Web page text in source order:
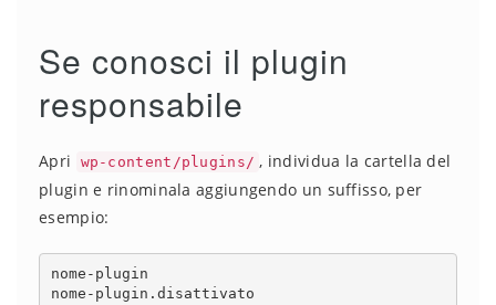
Se conosci il plugin
responsabile
Apri wp-content/plugins/ , individua la cartella del
plugin e rinominala aggiungendo un suffisso, per
esempio:
nome-plugin
nome-plugin.disattivato